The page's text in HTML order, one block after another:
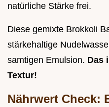
natürliche Stärke frei.
Diese gemixte Brokkoli
stärkehaltige
samtigen Emulsion. Das
Textur!
Nährwert Check: